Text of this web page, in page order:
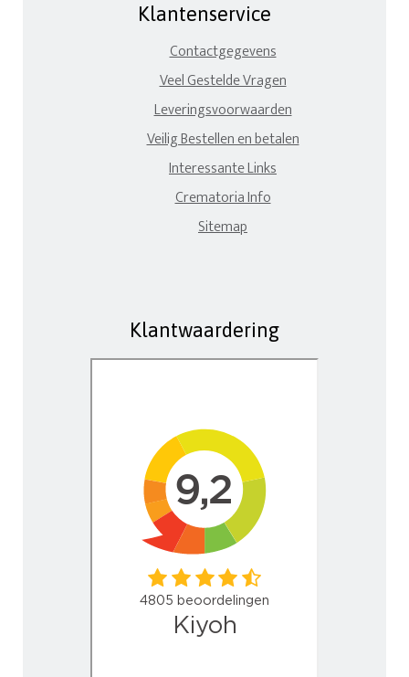
Klantenservice
Contactgegevens
Veel Gestelde Vragen
Leveringsvoorwaarden
Veilig Bestellen en betalen
Interessante Links
Crematoria Info
Sitemap
Klantwaardering